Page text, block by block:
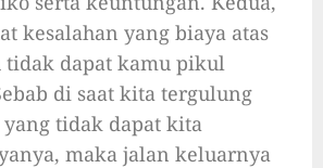
kesalahan yang biaya atas
tidak dapat kamu pikul
di saat kita tergulung
yang tidak dapat kita
maka jalan keluarnya